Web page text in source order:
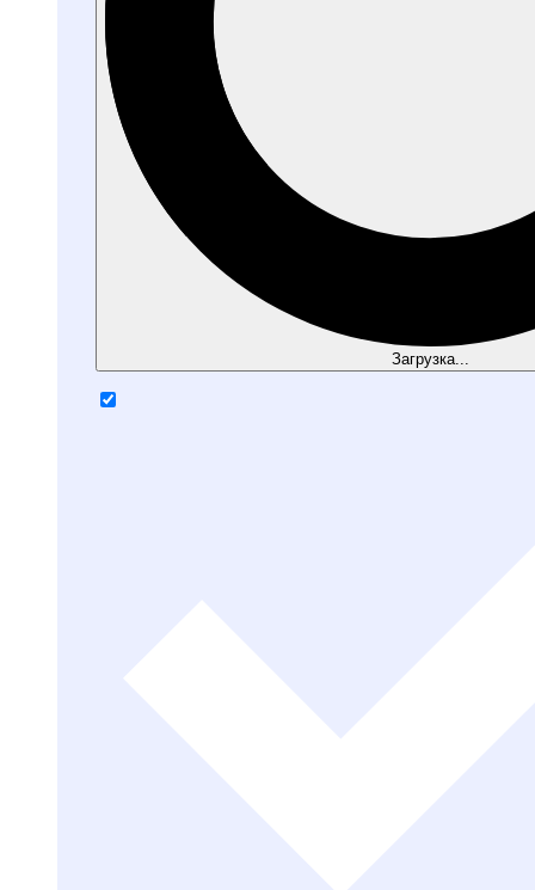
Загрузка...